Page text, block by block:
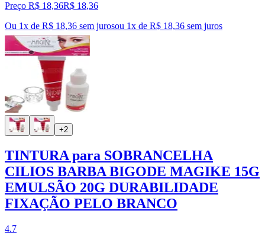
Preço R$ 18,36R$ 18,36
Ou 1x de R$ 18,36 sem jurosou 1x de R$ 18,36 sem juros
+2
TINTURA para SOBRANCELHA
CILIOS BARBA BIGODE MAGIKE 15G
EMULSÃO 20G DURABILIDADE
FIXAÇÃO PELO BRANCO
4.7